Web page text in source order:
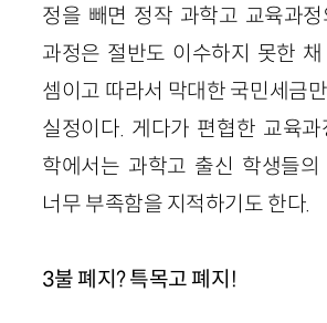
정을 빼면 정작 과학고 교육과
과정은 절반도 이수하지 못한
셈이고 따라서 막대한 국민세금
실정이다. 게다가 편협한 교육
학에서는 과학고 출신 학생들의
너무 부족함을 지적하기도 한다.
3불 폐지? 특목고 폐지!